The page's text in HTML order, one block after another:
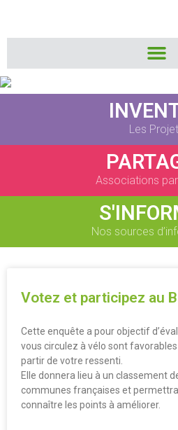
Les
Associations
Nos sources
Votez et participez au
Cette enquête a pour objectif
vous circulez à vélo sont
partir de votre ressenti.
Elle donnera lieu à un classement
communes françaises et
connaître les points à améliorer.